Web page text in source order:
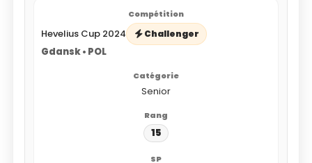
Hevelius Cup 2024 Challenger
Gdansk • POL
Senior
15